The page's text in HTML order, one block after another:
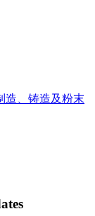
造、铸造及粉末